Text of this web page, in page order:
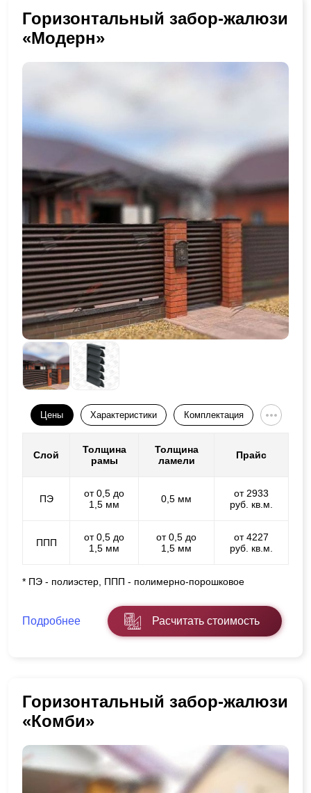
Горизонтальный забор-жалюзи
«Модерн»
Цены Характеристики Комплектация
Слой
Толщина
рамы
Толщина
ламели
Прайс
ПЭ
от 0,5 до
1,5 мм
0,5 мм
от 2933
руб. кв.м.
ППП
от 0,5 до
1,5 мм
от 0,5 до
1,5 мм
от 4227
руб. кв.м.
* ПЭ - полиэстер, ППП - полимерно-порошковое
Подробнее Расчитать стоимость
Горизонтальный забор-жалюзи
«Комби»